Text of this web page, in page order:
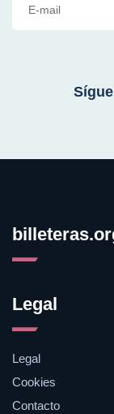
Legal
Legal
Cookies
Contacto